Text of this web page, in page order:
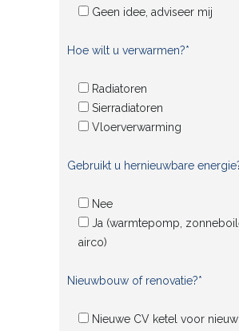
Geen idee, adviseer mij
Hoe wilt u verwarmen?*
Radiatoren
Sierradiatoren
Vloerverwarming
Gebruikt u hernieuwbare
Nee
Ja (warmtepomp,
airco)
Nieuwbouw of renovatie?*
Nieuwe CV ketel voor